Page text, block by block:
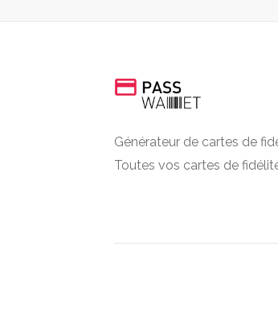
Générateur de cartes de
Toutes vos cartes de